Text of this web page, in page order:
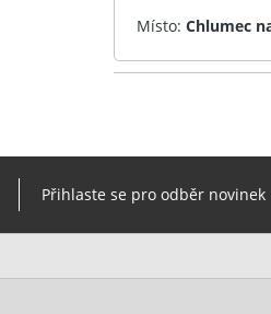
Místo: Chlumec
Přihlaste se pro odběr